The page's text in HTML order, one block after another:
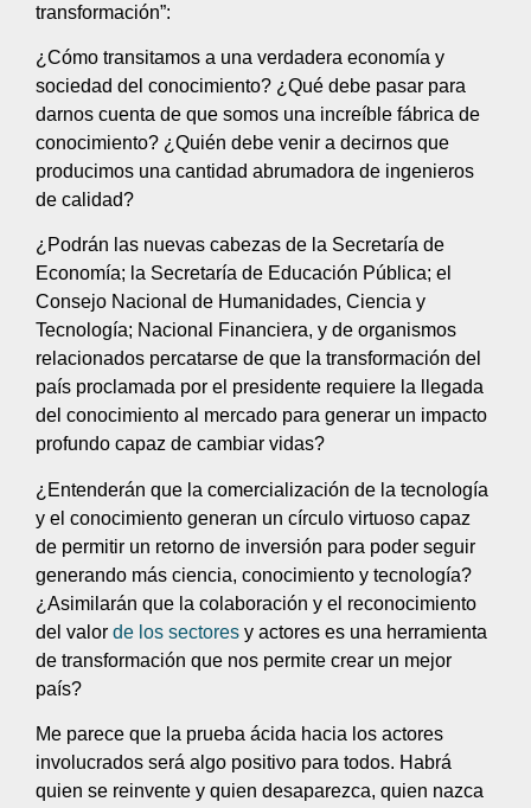
transformación”:
¿Cómo transitamos a una verdadera economía y
sociedad del conocimiento? ¿Qué debe pasar para
darnos cuenta de que somos una increíble fábrica de
conocimiento? ¿Quién debe venir a decirnos que
producimos una cantidad abrumadora de ingenieros
de calidad?
¿Podrán las nuevas cabezas de la Secretaría de
Economía; la Secretaría de Educación Pública; el
Consejo Nacional de Humanidades, Ciencia y
Tecnología; Nacional Financiera, y de organismos
relacionados percatarse de que la transformación del
país proclamada por el presidente requiere la llegada
del conocimiento al mercado para generar un impacto
profundo capaz de cambiar vidas?
¿Entenderán que la comercialización de la tecnología
y el conocimiento generan un círculo virtuoso capaz
de permitir un retorno de inversión para poder seguir
generando más ciencia, conocimiento y tecnología?
¿Asimilarán que la colaboración y el reconocimiento
del valor de los sectores y actores es una herramienta
de transformación que nos permite crear un mejor
país?
Me parece que la prueba ácida hacia los actores
involucrados será algo positivo para todos. Habrá
quien se reinvente y quien desaparezca, quien nazca